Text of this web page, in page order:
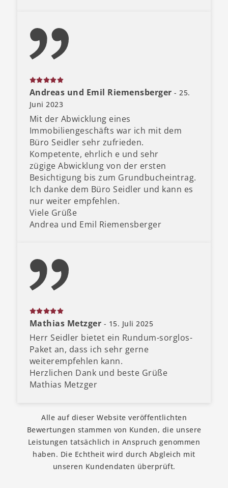
Andreas und Emil Riemensberger- 25.
Juni 2023
Mit der Abwicklung eines
Immobiliengeschäfts war ich mit dem
Büro Seidler sehr zufrieden.
Kompetente, ehrlich e und sehr
zügige Abwicklung von der ersten
Besichtigung bis zum Grundbucheintrag.
Ich danke dem Büro Seidler und kann es
nur weiter empfehlen.
Viele Grüße
Andrea und Emil Riemensberger
Mathias Metzger - 15. Juli 2025
Herr Seidler bietet ein Rundum-sorglos-
Paket an, dass ich sehr gerne
weiterempfehlen kann.
Herzlichen Dank und beste Grüße
Mathias Metzger
Alle auf dieser Website veröffentlichten
Bewertungen stammen von Kunden, die unsere
Leistungen tatsächlich in Anspruch genommen
haben. Die Echtheit wird durch Abgleich mit
unseren Kundendaten überprüft.